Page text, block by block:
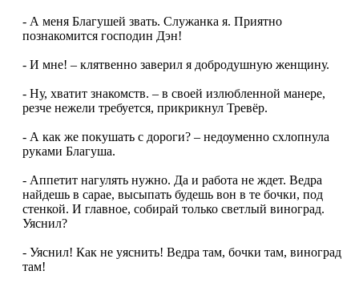
- А меня Благушей звать. Служанка я. Приятно
познакомится господин Дэн!
- И мне! – клятвенно заверил я добродушную женщину.
- Ну, хватит знакомств. – в своей излюбленной манере,
резче нежели требуется, прикрикнул Тревёр.
- А как же покушать с дороги? – недоуменно схлопнула
руками Благуша.
- Аппетит нагулять нужно. Да и работа не ждет. Ведра
найдешь в сарае, высыпать будешь вон в те бочки, под
стенкой. И главное, собирай только светлый виноград.
Уяснил?
- Уяснил! Как не уяснить! Ведра там, бочки там, виноград
там!